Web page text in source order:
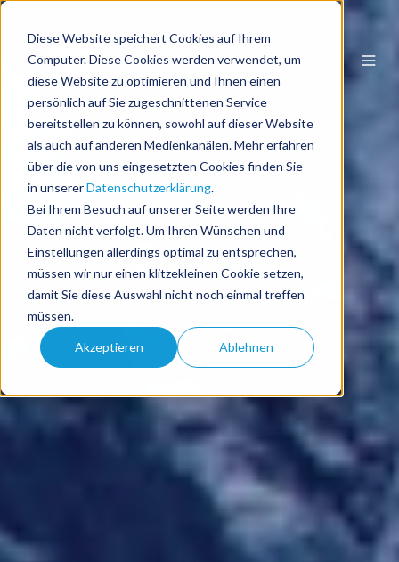
Diese Website speichert Cookies auf Ihrem
Computer. Diese Cookies werden verwendet, um
diese Website zu optimieren und Ihnen einen
persönlich auf Sie zugeschnittenen Service
bereitstellen zu können, sowohl auf dieser Website
als auch auf anderen Medienkanälen. Mehr erfahren
über die von uns eingesetzten Cookies finden Sie
in unsererDatenschutzerklärung.
Bei Ihrem Besuch auf unserer Seite werden Ihre
Daten nicht verfolgt. Um Ihren Wünschen und
Einstellungen allerdings optimal zu entsprechen,
müssen wir nur einen klitzekleinen Cookie setzen,
damit Sie diese Auswahl nicht noch einmal treffen
müssen.
Akzeptieren Ablehnen
DE